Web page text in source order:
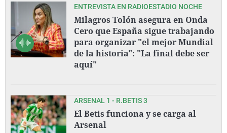
ENTREVISTA EN RADIOESTADIO NOCHE
Milagros Tolón asegura en Onda
Cero que España sigue trabajando
para organizar "el mejor Mundial
de la historia": "La final debe ser
aquí"
ARSENAL 1 - R.BETIS 3
El Betis funciona y se carga al
Arsenal